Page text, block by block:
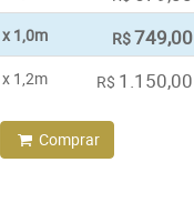
1,0m R$749,00
1,2m R$ 1.150,00
Comprar